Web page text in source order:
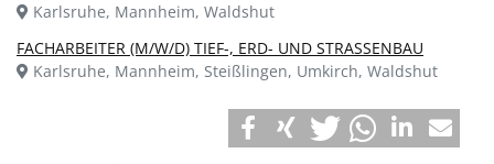
Karlsruhe, Mannheim, Waldshut
FACHARBEITER (M/W/D) TIEF-, ERD- UND STRASSENBAU
Karlsruhe, Mannheim, Steißlingen, Umkirch, Waldshut